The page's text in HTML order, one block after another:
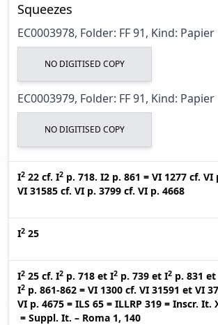
Squeezes
EC0003978, Folder: FF 91, Kind: Papier
NO DIGITISED COPY
EC0003979, Folder: FF 91, Kind: Papier
NO DIGITISED COPY
I2 22 cf. I2 p. 718. I2 p. 861 = VI 1277 cf. VI
VI 31585 cf. VI p. 3799 cf. VI p. 4668
I2 25
I2 25 cf. I2 p. 718 et I2 p. 739 et I2 p. 831 et
I2 p. 861-862 = VI 1300 cf. VI 31591 et VI
VI p. 4675 = ILS 65 = ILLRP 319 = Inscr. It.
= Suppl. It. – Roma 1, 140